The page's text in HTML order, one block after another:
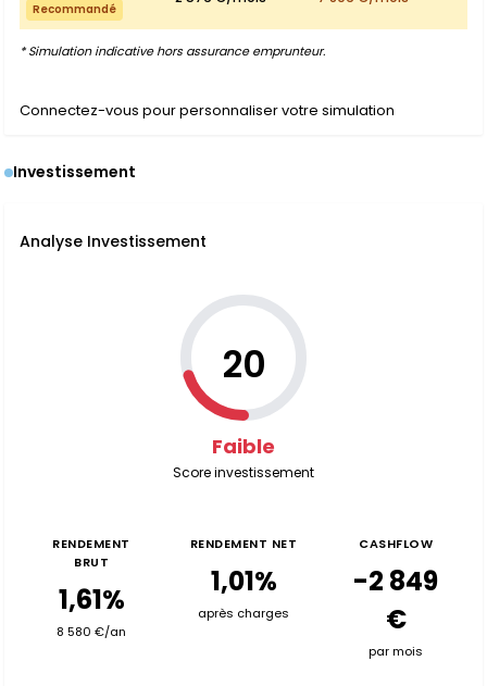
Recommandé
* Simulation indicative hors assurance emprunteur.
Connectez-vous pour personnaliser votre simulation
Investissement
Analyse Investissement
20
Faible
Score investissement
RENDEMENT
BRUT
1,61%
8 580 €/an
RENDEMENT NET
1,01%
après charges
CASHFLOW
-2 849
€
par mois